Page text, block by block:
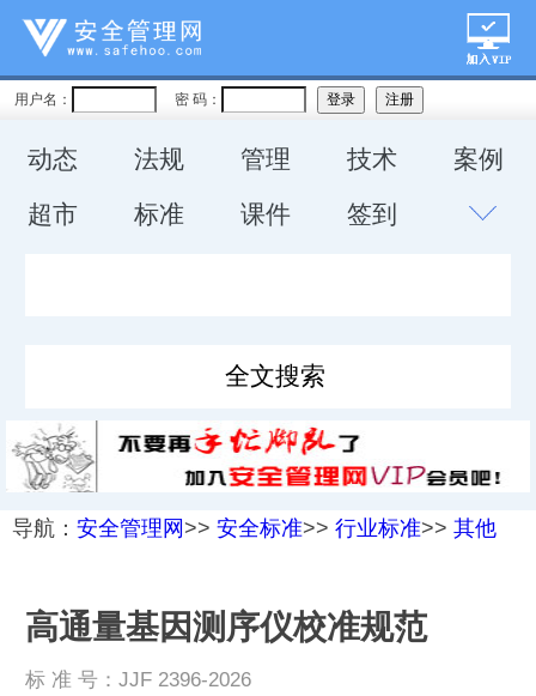
用户名： 密 码：
动态 法规 管理 技术
案例
超市
标准 课件 签到
导航： 安全管理网 >> 安全标准>> 行业标准>> 其他
高通量基因测序仪校准规范
标 准 号：JJF 2396-2026